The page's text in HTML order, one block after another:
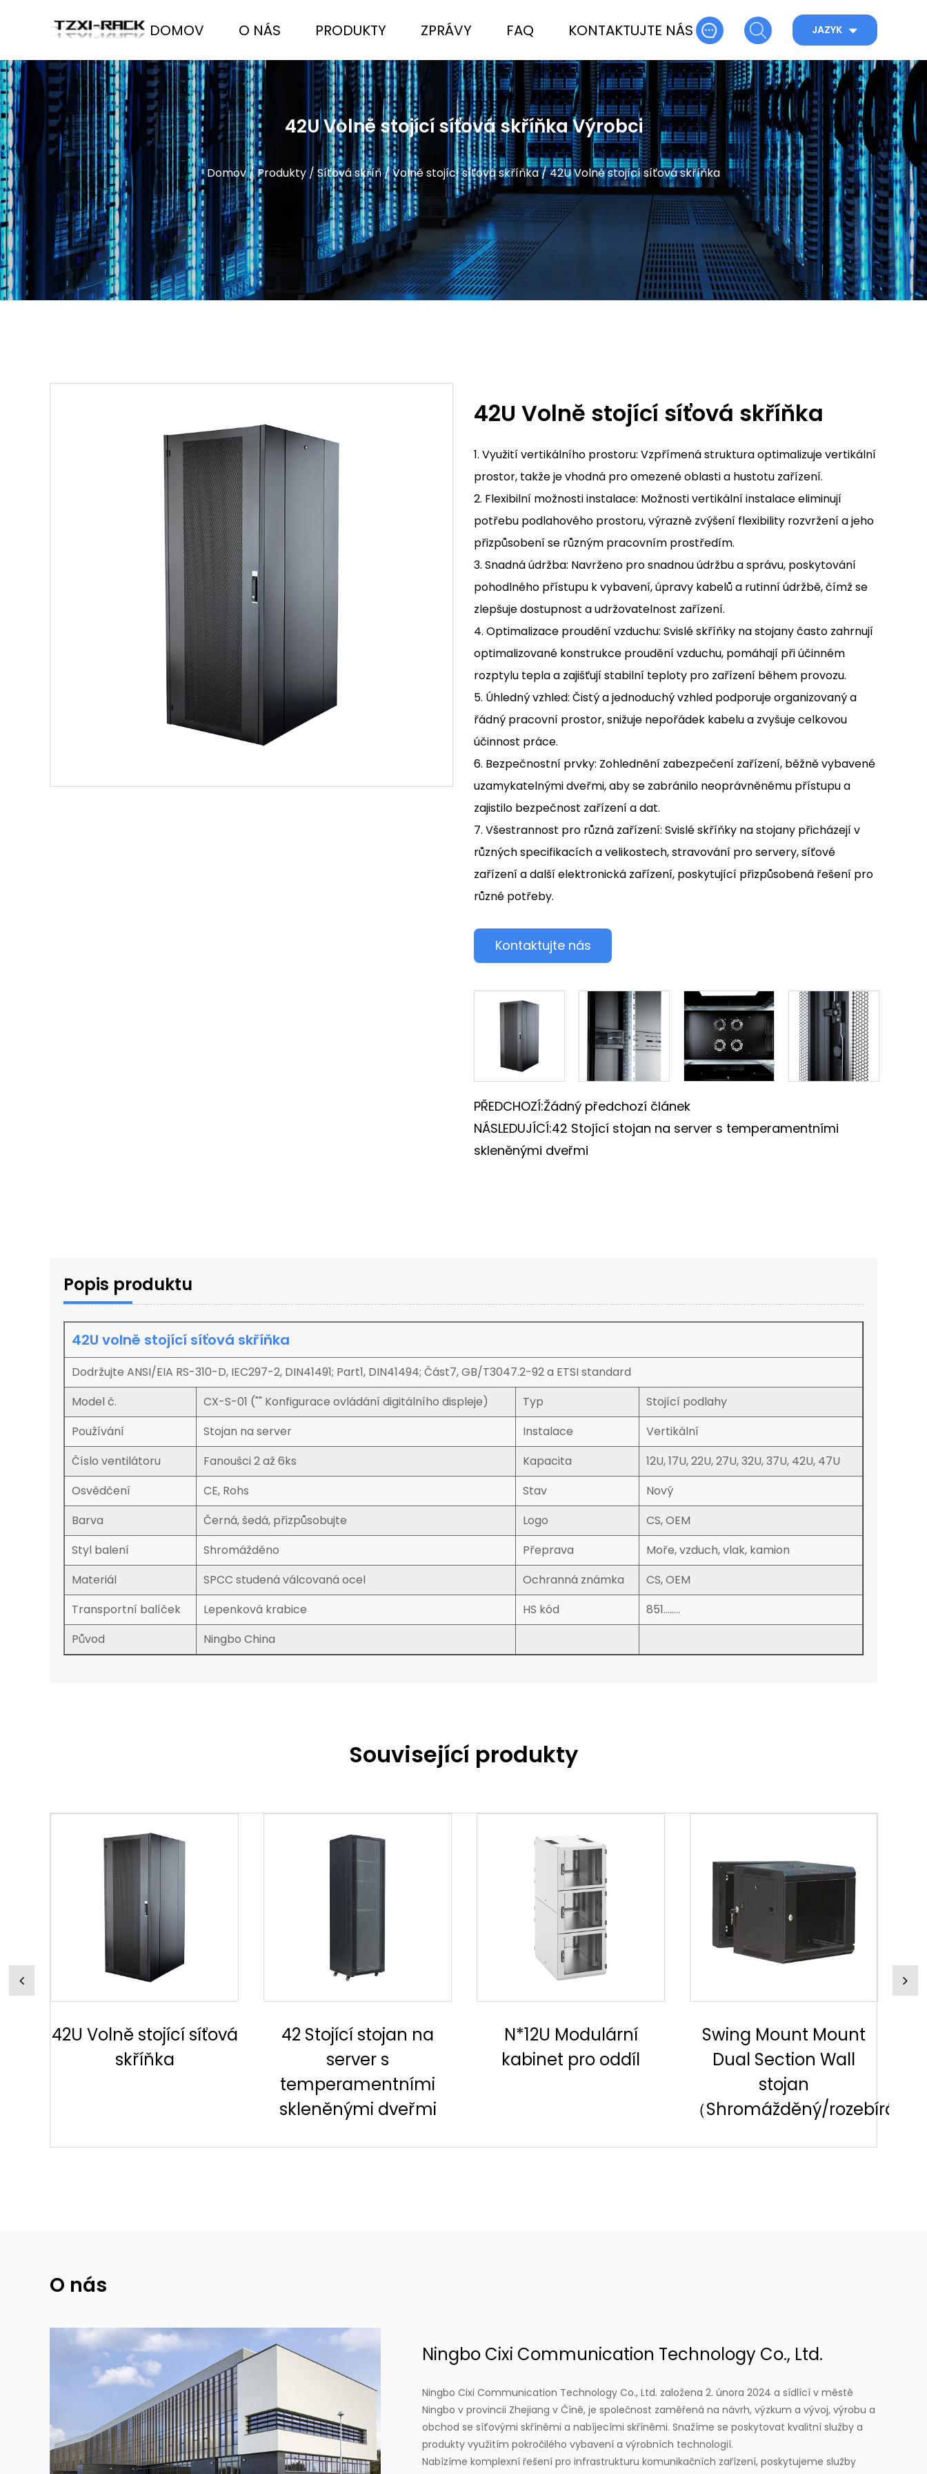
DOMOV O NÁS PRODUKTY ZPRÁVY FAQ KONTAKTUJTE NÁS JAZYK
42U Volně stojící síťová skříňka Výrobci
Domov/Produkty / Síťová skříň/Volně stojící síťová skříňka/42U Volně stojící síťová skříňka
42U Volně stojící síťová skříňka
1. Využití vertikálního prostoru: Vzpřímená struktura optimalizuje vertikální
prostor, takže je vhodná pro omezené oblasti a hustotu zařízení.
2. Flexibilní možnosti instalace: Možnosti vertikální instalace eliminují
potřebu podlahového prostoru, výrazně zvýšení flexibility rozvržení a jeho
přizpůsobení se různým pracovním prostředím.
3. Snadná údržba: Navrženo pro snadnou údržbu a správu, poskytování
pohodlného přístupu k vybavení, úpravy kabelů a rutinní údržbě, čímž se
zlepšuje dostupnost a udržovatelnost zařízení.
4. Optimalizace proudění vzduchu: Svislé skříňky na stojany často zahrnují
optimalizované konstrukce proudění vzduchu, pomáhají při účinném
rozptylu tepla a zajišťují stabilní teploty pro zařízení během provozu.
5. Úhledný vzhled: Čistý a jednoduchý vzhled podporuje organizovaný a
řádný pracovní prostor, snižuje nepořádek kabelu a zvyšuje celkovou
účinnost práce.
6. Bezpečnostní prvky: Zohlednění zabezpečení zařízení, běžně vybavené
uzamykatelnými dveřmi, aby se zabránilo neoprávněnému přístupu a
zajistilo bezpečnost zařízení a dat.
7. Všestrannost pro různá zařízení: Svislé skříňky na stojany přicházejí v
různých specifikacích a velikostech, stravování pro servery, síťové
zařízení a další elektronická zařízení, poskytující přizpůsobená řešení pro
různé potřeby.
Kontaktujte nás
PŘEDCHOZÍ:Žádný předchozí článek
NÁSLEDUJÍCÍ:42 Stojící stojan na server s temperamentními
skleněnými dveřmi
Popis produktu
42U volně stojící síťová skříňka
Dodržujte ANSI/EIA RS-310-D, IEC297-2, DIN41491; Part1, DIN41494; Část7, GB/T3047.2-92 a ETSI standard
Model č.
CX-S-01 ("" Konfigurace ovládání digitálního displeje) Typ
Stojící podlahy
Používání
Stojan na server Instalace
Vertikální
Číslo ventilátoru
Fanoušci 2 až 6ks Kapacita
12U, 17U, 22U, 27U, 32U, 37U, 42U, 47U
Osvědčení
CE, Rohs Stav
Nový
Barva
Černá, šedá, přizpůsobujte Logo
CS, OEM
Styl balení
Shromážděno Přeprava
Moře, vzduch, vlak, kamion
Materiál
SPCC studená válcovaná ocel Ochranná známka
CS, OEM
Transportní balíček
Lepenková krabice HS kód
851........
Původ
Ningbo China
Související produkty
42 Stojící stojan na
server s
N*12U Modulární
kabinet pro oddíl
Swing Mount Mount
Dual Section Wall
（Shromážděný/rozebírán)
Síťová skříňka
namontovaná na
jednostru
namontované
O nás
Ningbo Cixi Communication Technology Co., Ltd.
Ningbo Cixi Communication Technology Co., Ltd. založena 2. února 2024 a sídlící v městě
Ningbo v provincii Zhejiang v Číně, je společnost zaměřená na návrh, výzkum a vývoj, výrobu a
obchod se síťovými skříněmi a nabíjecími skříněmi. Snažíme se poskytovat kvalitní služby a
produkty využitím pokročilého vybavení a výrobních technologií.
Nabízíme komplexní řešení pro infrastrukturu komunikačních zařízení, poskytujeme služby